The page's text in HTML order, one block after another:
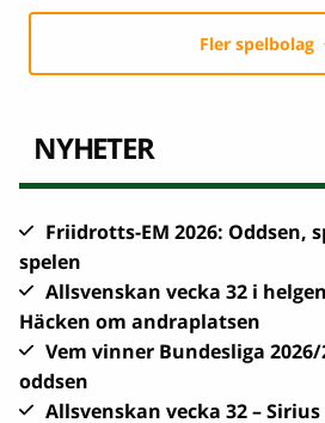
Fler spelbolag
NYHETER
Friidrotts-EM 2026: Oddsen,
spelen
Allsvenskan vecka 32 i
Häcken om andraplatsen
Vem vinner Bundesliga 2026/
oddsen
Allsvenskan vecka 32 –